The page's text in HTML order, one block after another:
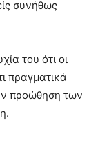
συνήθως
του ότι οι
πραγματικά
προώθηση των